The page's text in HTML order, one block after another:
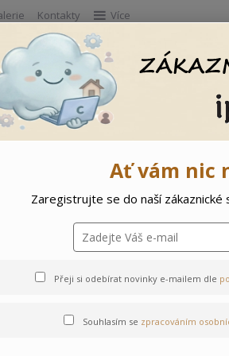
Kontakty Více
Vše Doprodej Ostatní
Kytička
Ať vám nic
Zaregistrujte se do naší
Přeji si odebírat novinky e-mailem dle
Souhlasím se zpracováním